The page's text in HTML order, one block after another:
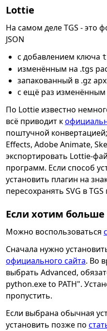
Lottie
На самом деле TGS - это
JSON
с добавлением ключа
изменённым на .tgs
запакованный в .gz
с ещё раз
По Lottie известно
всё приводит к
поштучной
Effects, Adobe Animate,
экспортировать Lottie-
программ. Если способ
установить плагин на
пересохранять SVG в
Если хотим больше
Можно воспользоваться
Сначала нужно
официального сайта. Во
выбрать Advanced,
python.exe to PATH".
пропустить.
Если выбрана обычная
установить позже по